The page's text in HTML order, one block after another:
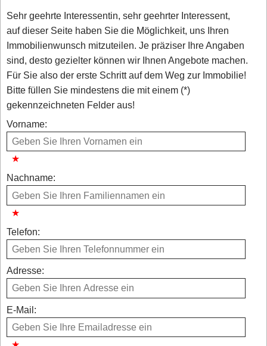
Sehr geehrte Interessentin, sehr geehrter Interessent,
auf dieser Seite haben Sie die Möglichkeit, uns Ihren
Immobilienwunsch mitzuteilen. Je präziser Ihre Angaben
sind, desto gezielter können wir Ihnen Angebote machen.
Für Sie also der erste Schritt auf dem Weg zur Immobilie!
Bitte füllen Sie mindestens die mit einem (*)
gekennzeichneten Felder aus!
Vorname:
Nachname:
Telefon:
Adresse:
E-Mail: